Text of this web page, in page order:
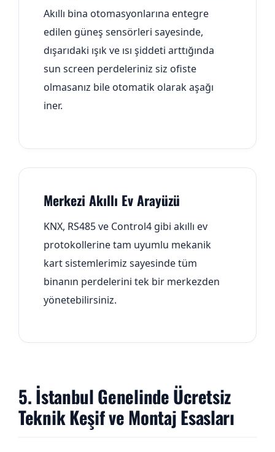
Akıllı bina otomasyonlarına entegre
edilen güneş sensörleri sayesinde,
dışarıdaki ışık ve ısı şiddeti arttığında
sun screen perdeleriniz siz ofiste
olmasanız bile otomatik olarak aşağı
iner.
Merkezi Akıllı Ev Arayüzü
KNX, RS485 ve Control4 gibi akıllı ev
protokollerine tam uyumlu mekanik
kart sistemlerimiz sayesinde tüm
binanın perdelerini tek bir merkezden
yönetebilirsiniz.
5. İstanbul Genelinde Ücretsiz
Teknik Keşif ve Montaj Esasları